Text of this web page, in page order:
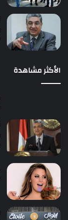
الأكثر مشاهدة